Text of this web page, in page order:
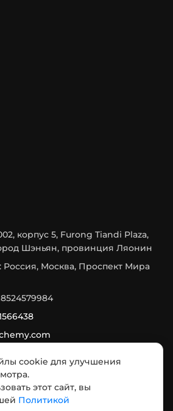
корпус 5, Furong Tiandi Plaza,
Шэньян, провинция Ляонин
Россия, Москва, Проспект Мира
2564
cookie для улучшения
этот сайт, вы
Политикой